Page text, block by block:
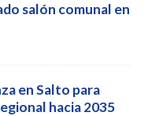
salón comunal en
en Salto para
hacia 2035